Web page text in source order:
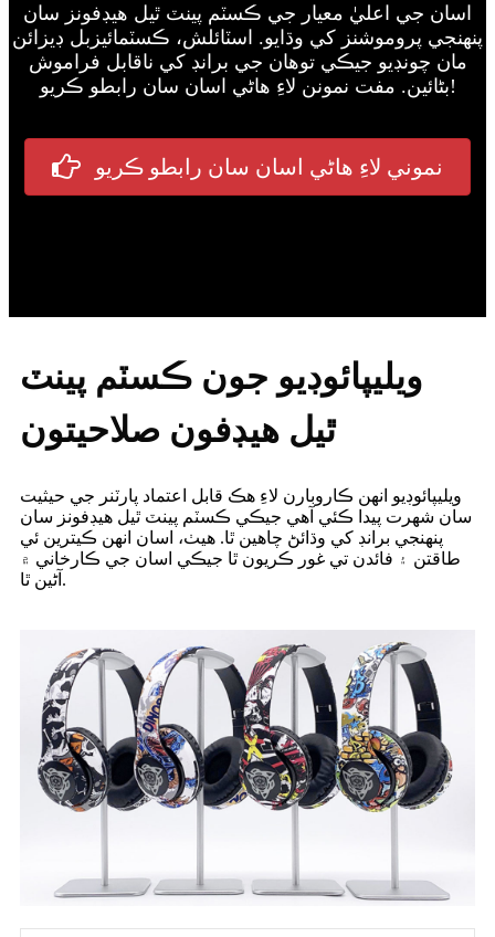
اسان جي اعليٰ معيار جي ڪسٽم پينٽ ٿيل هيڊفونز سان
پنهنجي پروموشنز کي وڌايو. اسٽائلش، ڪسٽمائيزبل ڊيزائن
مان چونڊيو جيڪي توهان جي برانڊ کي ناقابل فراموش
بڻائين. مفت نمونن لاءِ هاڻي اسان سان رابطو ڪريو!
نموني لاءِ هاڻي اسان سان رابطو ڪريو
ويليپائوڊيو جون ڪسٽم پينٽ
ٿيل هيڊفون صلاحيتون
ويليپائوڊيو انهن ڪاروبارن لاءِ هڪ قابل اعتماد پارٽنر جي حيثيت
سان شهرت پيدا ڪئي آهي جيڪي ڪسٽم پينٽ ٿيل هيڊفونز سان
پنهنجي برانڊ کي وڌائڻ چاهين ٿا. هيٺ، اسان انهن ڪيترين ئي
طاقتن ۽ فائدن تي غور ڪريون ٿا جيڪي اسان جي ڪارخاني ۾
آڻين ٿا.